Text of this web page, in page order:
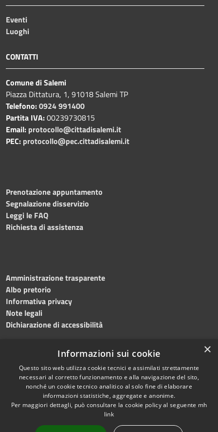
Eventi
Luoghi
CONTATTI
Comune di Salemi
Piazza Dittatura, 1, 91018 Salemi TP
Telefono:0924 991400
Partita IVA:00239730815
Email: protocollo@cittadisalemi.it
PEC: protocollo@pec.cittadisalemi.it
Prenotazione appuntamento
Segnalazione disservizio
Leggi le FAQ
Richiesta di assistenza
Amministrazione trasparente
Albo pretorio
Informativa privacy
Note legali
Dichiarazione di accessibilità
Accessibilità
Copyright © 2026 • Comune di
Salemi • Powered by
×
Informazioni sui cookie
Questo sito web utilizza cookie tecnici e assimilati strettamente
necessari al corretto funzionamento e alla navigazione del sito,
nonché un cookie tecnico analitico al solo fine di elaborare
informazioni statistiche, aggregate e anonime.
Per maggiori dettagli, può consultare la cookie policy al seguente mh
link